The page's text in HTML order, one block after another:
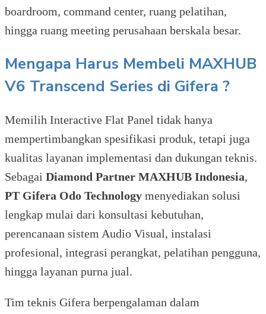
boardroom, command center, ruang pelatihan,
hingga ruang meeting perusahaan berskala besar.
Mengapa Harus Membeli MAXHUB
V6 Transcend Series di Gifera ?
Memilih Interactive Flat Panel tidak hanya
mempertimbangkan spesifikasi produk, tetapi juga
kualitas layanan implementasi dan dukungan teknis.
Sebagai Diamond Partner MAXHUB Indonesia,
PT Gifera Odo Technology menyediakan solusi
lengkap mulai dari konsultasi kebutuhan,
perencanaan sistem Audio Visual, instalasi
profesional, integrasi perangkat, pelatihan pengguna,
hingga layanan purna jual.
Tim teknis Gifera berpengalaman dalam